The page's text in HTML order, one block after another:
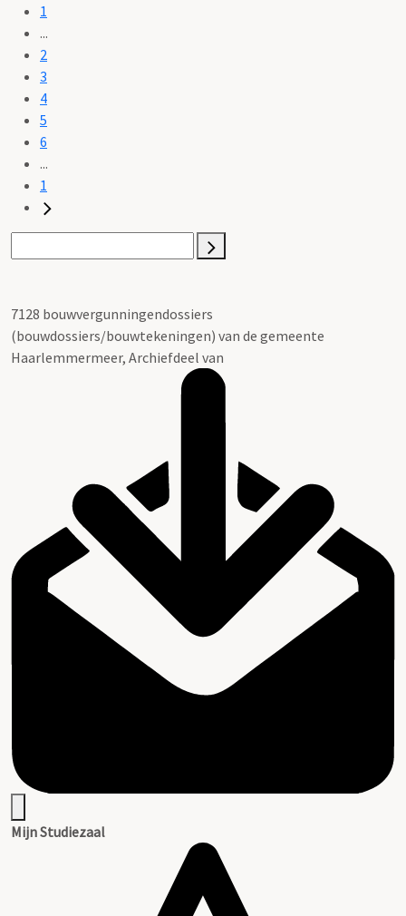
1
...
2
3
4
5
6
...
1
7128 bouwvergunningendossiers
(bouwdossiers/bouwtekeningen) van de gemeente
Haarlemmermeer, Archiefdeel van
Mijn Studiezaal